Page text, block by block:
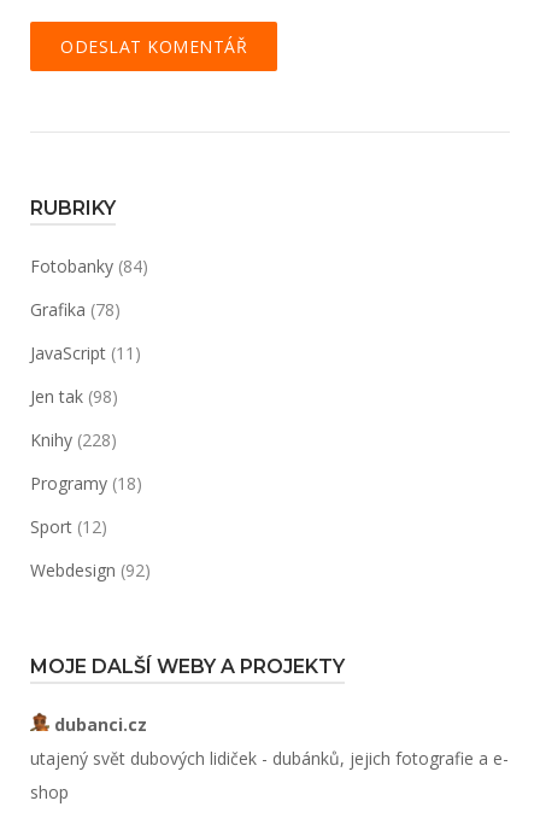
RUBRIKY
Fotobanky (84)
Grafika (78)
JavaScript (11)
Jen tak (98)
Knihy (228)
Programy (18)
Sport (12)
Webdesign (92)
MOJE DALŠÍ WEBY A PROJEKTY
dubanci.cz
utajený svět dubových lidiček - dubánků, jejich fotografie a e-
shop